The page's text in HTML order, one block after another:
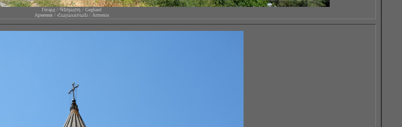
Гегард / Գեղարդ / Geghard
Армения / Հայաստան / Armenia